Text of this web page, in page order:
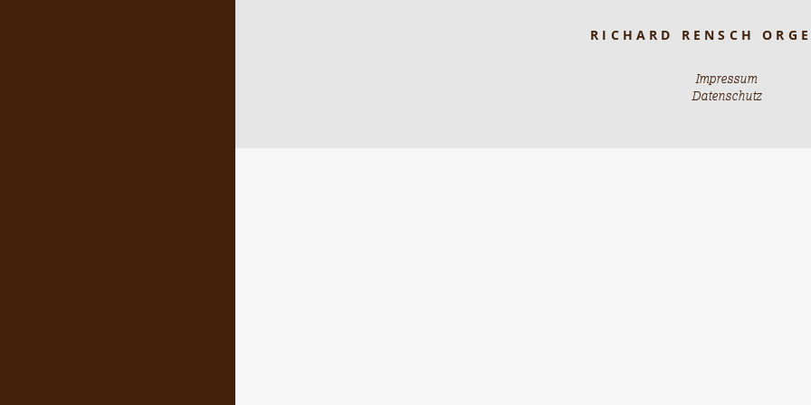
RICHARD RENSCH
Impressum
Datenschutz